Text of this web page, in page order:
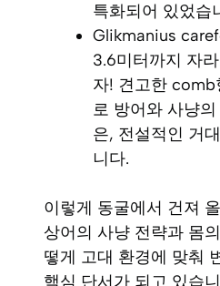
특화되어 있었습
Glikmanius
3.6미터까지 자
자! 견고한 comb
로 방어와 사냥
은, 전설적인 거
니다.
이렇게 동굴에서 건져
상어의 사냥 전략과 몸
떻게 고대 환경에 맞춰
핵심 단서가 되고 있습